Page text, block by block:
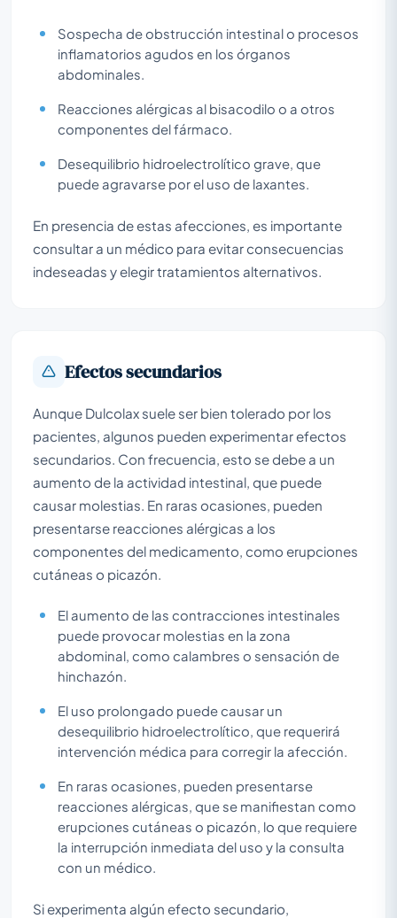
Sospecha de obstrucción intestinal o procesos
inflamatorios agudos en los órganos
abdominales.
Reacciones alérgicas al bisacodilo o a otros
componentes del fármaco.
Desequilibrio hidroelectrolítico grave, que
puede agravarse por el uso de laxantes.
En presencia de estas afecciones, es importante
consultar a un médico para evitar consecuencias
indeseadas y elegir tratamientos alternativos.
Efectos secundarios
Aunque Dulcolax suele ser bien tolerado por los
pacientes, algunos pueden experimentar efectos
secundarios. Con frecuencia, esto se debe a un
aumento de la actividad intestinal, que puede
causar molestias. En raras ocasiones, pueden
presentarse reacciones alérgicas a los
componentes del medicamento, como erupciones
cutáneas o picazón.
El aumento de las contracciones intestinales
puede provocar molestias en la zona
abdominal, como calambres o sensación de
hinchazón.
El uso prolongado puede causar un
desequilibrio hidroelectrolítico, que requerirá
intervención médica para corregir la afección.
En raras ocasiones, pueden presentarse
reacciones alérgicas, que se manifiestan como
erupciones cutáneas o picazón, lo que requiere
la interrupción inmediata del uso y la consulta
con un médico.
Si experimenta algún efecto secundario,